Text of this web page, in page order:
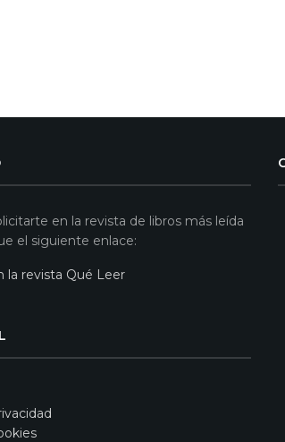
en la revista de libros más leída
el siguiente enlace:
la revista Qué Leer